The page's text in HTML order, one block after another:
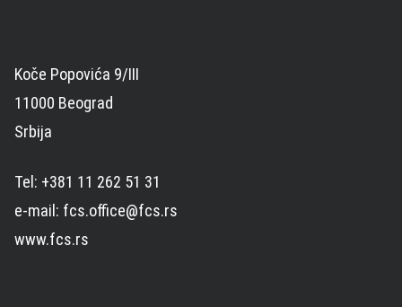
Koče Popovića 9/III
11000 Beograd
Srbija
Tel: +381 11 262 51 31
e-mail: fcs.office@fcs.rs
www.fcs.rs